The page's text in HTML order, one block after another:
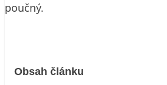
poučný.
Obsah článku